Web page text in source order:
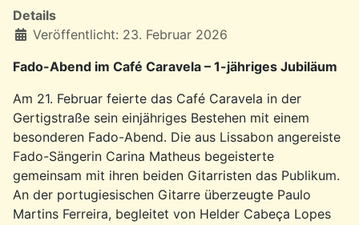
Details
Veröffentlicht: 23. Februar 2026
Fado-Abend im Café Caravela – 1-jähriges Jubiläum
Am 21. Februar feierte das Café Caravela in der
Gertigstraße sein einjähriges Bestehen mit einem
besonderen Fado-Abend. Die aus Lissabon angereiste
Fado-Sängerin Carina Matheus begeisterte
gemeinsam mit ihren beiden Gitarristen das Publikum.
An der portugiesischen Gitarre überzeugte Paulo
Martins Ferreira, begleitet von Helder Cabeça Lopes